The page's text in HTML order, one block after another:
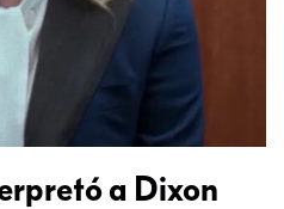
a Dixon